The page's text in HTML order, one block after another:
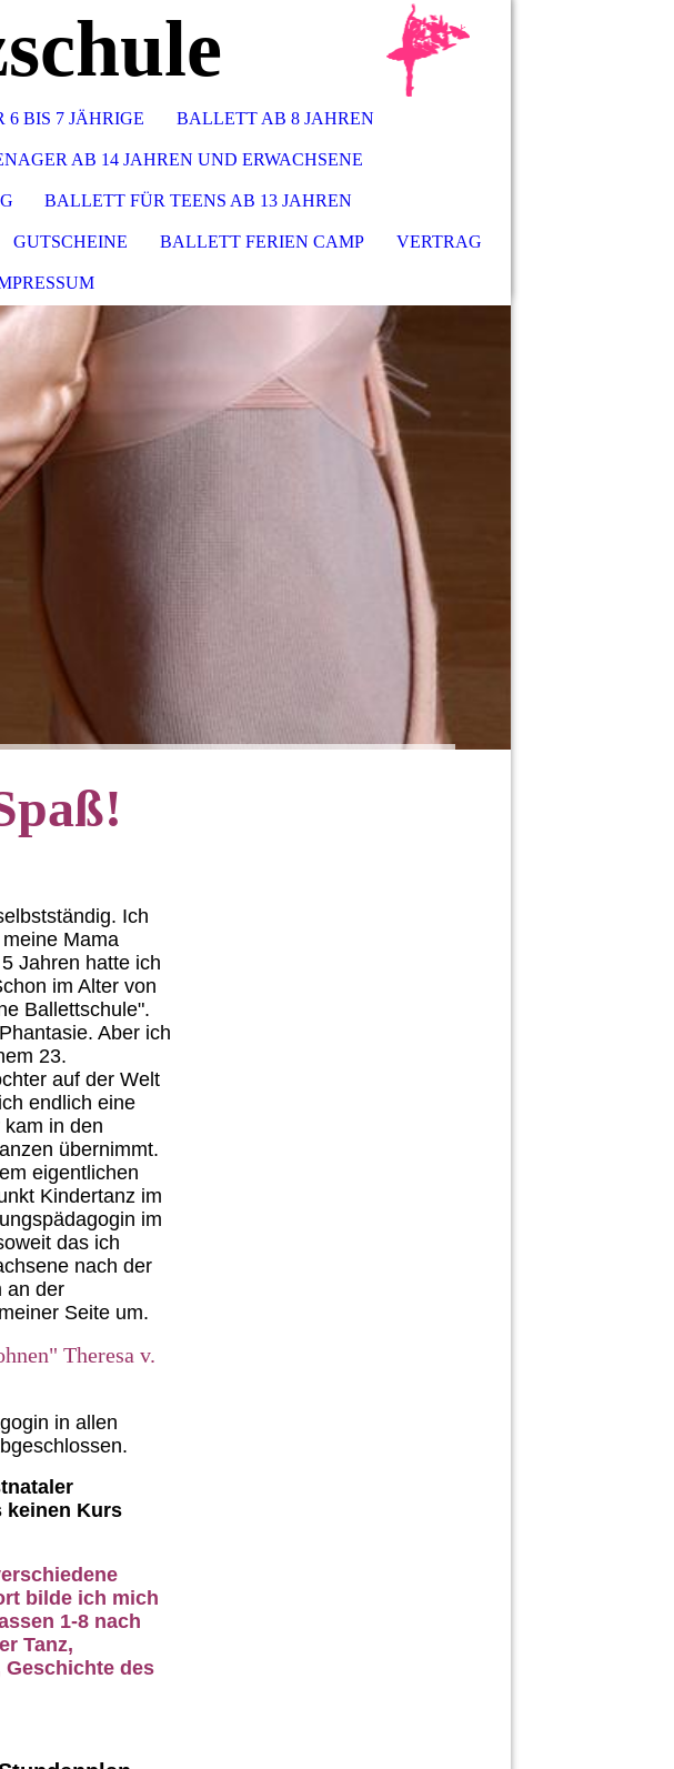
6 BIS 7 JÄHRIGE BALLETT AB 8 JAHREN
AB 14 JAHREN UND ERWACHSENE
BALLETT FÜR TEENS AB 13 JAHREN
GUTSCHEINE BALLETT FERIEN CAMP VERTRAG
Ich
Mama
Jahren hatte ich
im Alter von
Ballettschule".
Aber ich
23.
auf der Welt
endlich eine
in den
übernimmt.
eigentlichen
Kindertanz im
im
das ich
nach der
an der
Seite um.
Theresa v.
in allen
keinen Kurs
bilde ich mich
1-8 nach
Tanz,
des